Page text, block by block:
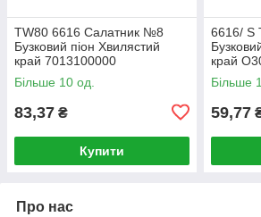
TW80 6616 Салатник №8
Бузковий піон Хвилястий
край 7013100000
Більше 10 од.
83,37 ₴
Купити
6616/ S
край
Більше
59,77
Про нас